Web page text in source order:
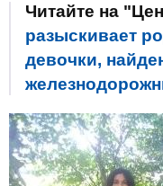
Читайте на
разыскивает
девочки,